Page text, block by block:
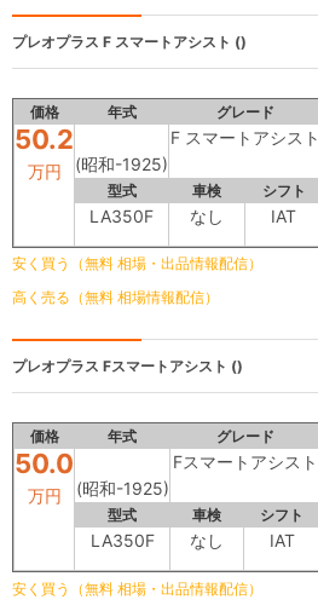
プレオプラス F スマートアシスト ()
価格 年式 グレード
50.2
万円 (昭和-1925)
F スマートアシスト
型式 車検 シフト
LA350F なし IAT
安く買う（無料 相場・出品情報配信）
高く売る（無料 相場情報配信）
プレオプラス Fスマートアシスト ()
価格 年式 グレード
50.0
万円 (昭和-1925)
Fスマートアシスト
型式 車検 シフト
LA350F なし IAT
安く買う（無料 相場・出品情報配信）